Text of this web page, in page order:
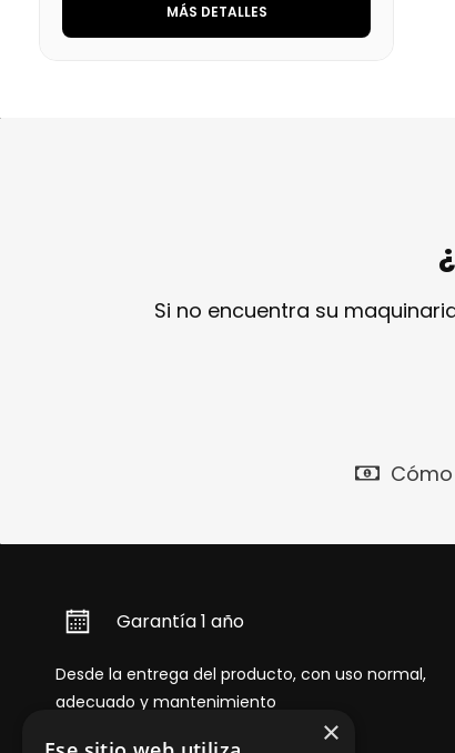
MÁS DETALLES
Si no encuentra su
Garantía 1 año
Desde la entrega del producto, con uso normal,
adecuado y mantenimiento
×